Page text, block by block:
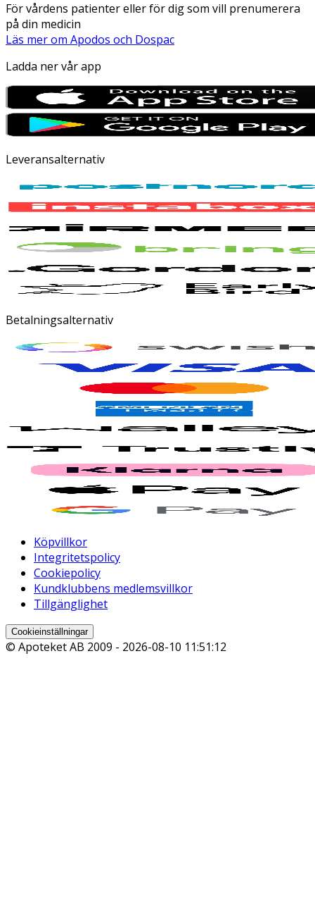
För vårdens patienter eller för dig som vill prenumerera
på din medicin
Läs mer om Apodos och Dospac
Ladda ner vår app
Leveransalternativ
Betalningsalternativ
Köpvillkor
Integritetspolicy
Cookiepolicy
Kundklubbens medlemsvillkor
Tillgänglighet
Cookieinställningar
© Apoteket AB 2009 - 2026-08-10 11:51:12